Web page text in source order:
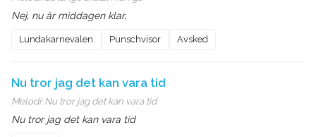
Nej, nu är middagen klar,
Lundakarnevalen Punschvisor Avsked
Nu tror jag det kan vara tid
Melodi: Nu tror jag det kan vara tid
Nu tror jag det kan vara tid